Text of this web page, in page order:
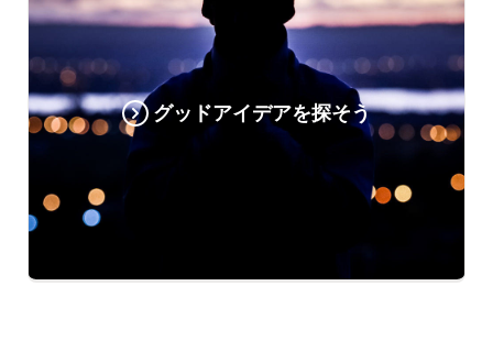
グッドアイデアを探そう